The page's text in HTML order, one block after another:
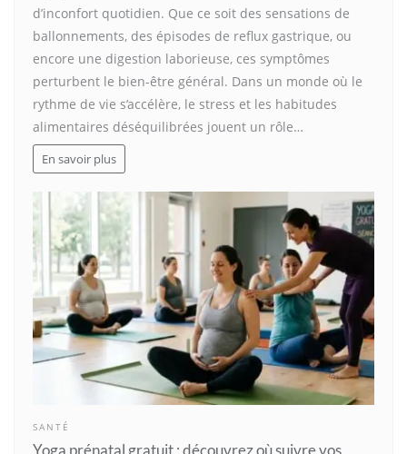
d’inconfort quotidien. Que ce soit des sensations de
ballonnements, des épisodes de reflux gastrique, ou
encore une digestion laborieuse, ces symptômes
perturbent le bien-être général. Dans un monde où le
rythme de vie s’accélère, le stress et les habitudes
alimentaires déséquilibrées jouent un rôle…
En savoir plus
SANTÉ
Yoga prénatal gratuit : découvrez où suivre vos